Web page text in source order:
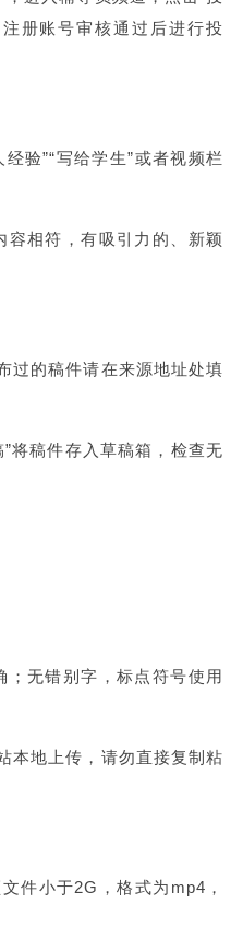
册账号审核通过后进行投
验”“写给学生”或者视频栏
容相符，有吸引力的、新颖
过的稿件请在来源地址处填
将稿件存入草稿箱，检查无
；无错别字，标点符号使用
本地上传，请勿直接复制粘
件小于2G，格式为mp4，